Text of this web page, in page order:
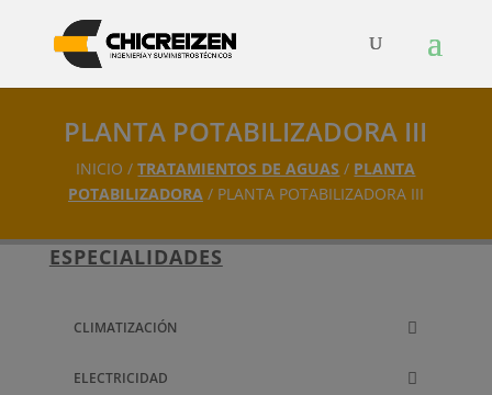
PLANTA POTABILIZADORA III
INICIO /TRATAMIENTOS DE AGUAS / PLANTA
POTABILIZADORA/ PLANTA POTABILIZADORA III
ESPECIALIDADES
CLIMATIZACIÓN
ELECTRICIDAD